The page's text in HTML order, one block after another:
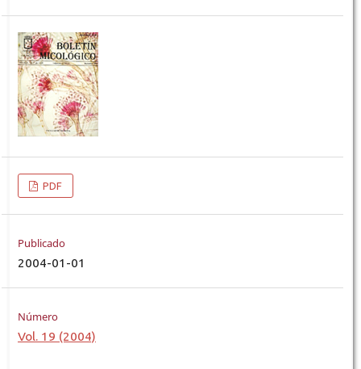
PDF
Publicado
2004-01-01
Número
Vol. 19 (2004)